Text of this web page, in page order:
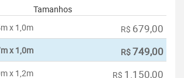
Tamanhos
x 1,0m
R$ 679,00
x 1,0m R$749,00
x 1,2m R$ 1.150,00